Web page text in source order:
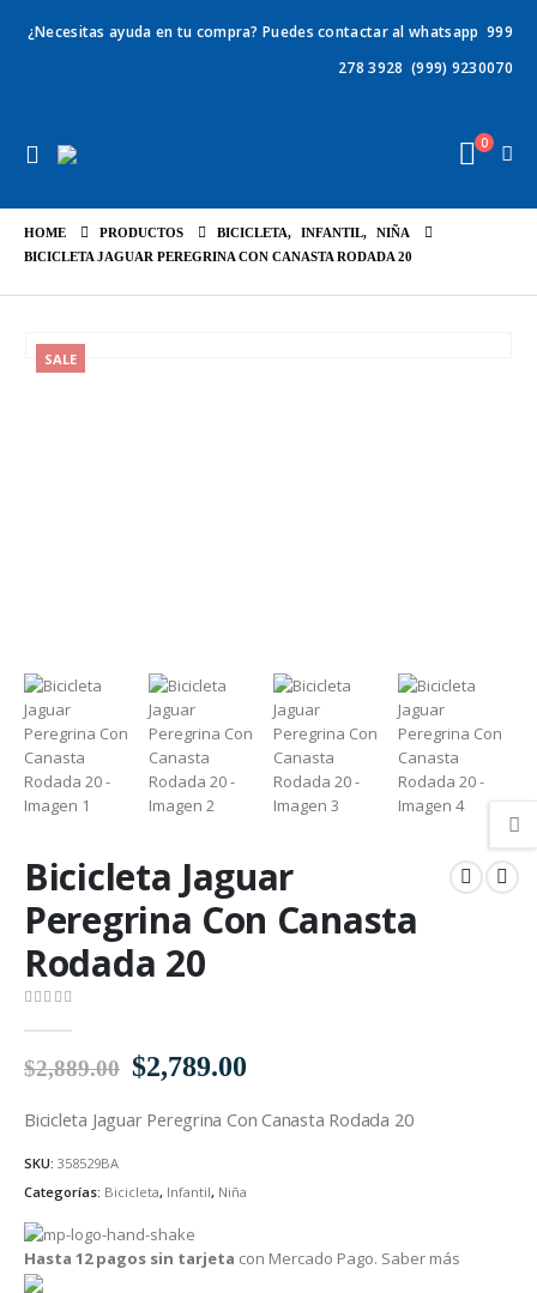
¿Necesitas ayuda en tu compra? Puedes contactar al whatsapp 999
278 3928 (999) 9230070
0
HOME PRODUCTOS BICICLETA, INFANTIL,
NIÑA
BICICLETA JAGUAR PEREGRINA CON CANASTA RODADA 20
SALE
Bicicleta Jaguar
Peregrina Con Canasta
Rodada 20
$2,889.00 El
original
$2,889.00.
$2,789.00
actual
Bicicleta Jaguar Peregrina Con Canasta Rodada 20
SKU: 358529BA
Categorías: Bicicleta, Infantil, Niña
Hasta 12 pagos sin tarjeta con Mercado Pago. Saber más